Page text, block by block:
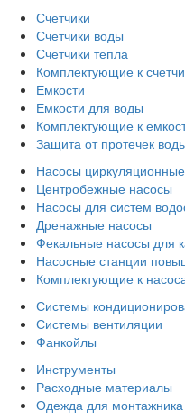
Счетчики
Счетчики воды
Счетчики тепла
Комплектующие к
Емкости
Емкости для воды
Комплектующие к
Защита от протечек
Насосы
Центробежные насосы
Насосы для систем
Дренажные насосы
Фекальные насосы для
Насосные станции
Комплектующие к
Системы
Системы вентиляции
Фанкойлы
Инструменты
Расходные материалы
Одежда для монтажника